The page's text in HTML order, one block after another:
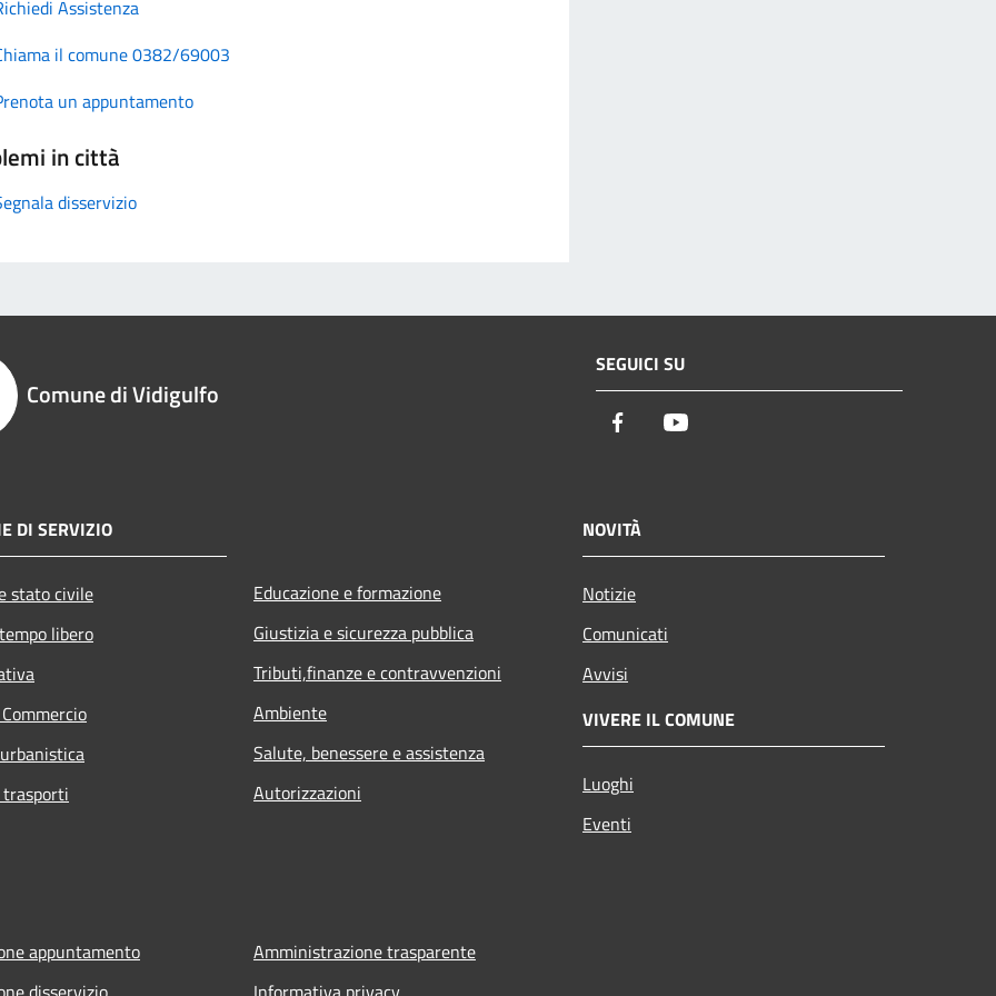
Assistenza
il comune 0382/69003
un appuntamento
in città
disservizio
Comune di Vidigulfo
SEGUICI SU
Facebook
DI SERVIZIO
stato civile
libero
Educazione e formazione
Giustizia e sicurezza pubblica
Tributi,finanze e contravvenzioni
Ambiente
Salute, benessere e assistenza
Autorizzazioni
NOVITÀ
Notizie
Comunicati
Avvisi
VIVERE IL COMUNE
Luoghi
Eventi
appuntamento
Amministrazione trasparente